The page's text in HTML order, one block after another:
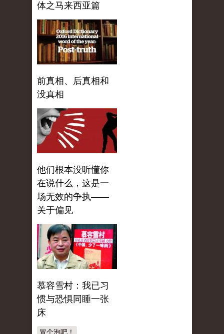
体之马来西亚篇
前真相、后真相和
没真相
他们根本没听懂你
在说什么，这是一
场无效的争执——
关于偏见
慕容雪村：我已习
惯与恐惧同睡一张
床
冒个泡吧！